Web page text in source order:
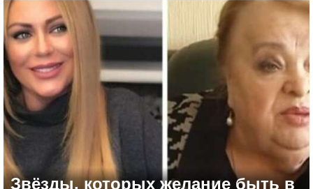
+1
Звёзды, которых желание быть в